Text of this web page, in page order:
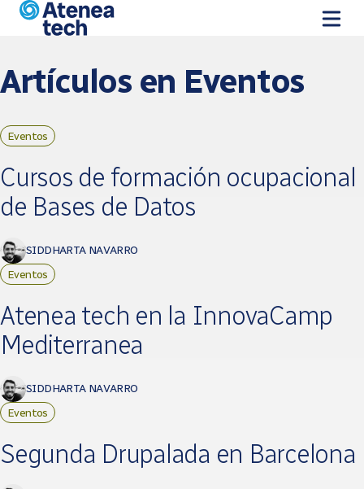
Pasar al contenido principal
Artículos en Eventos
Eventos
Cursos de formación ocupacional
de Bases de Datos
SIDDHARTA NAVARRO
Eventos
Atenea tech en la InnovaCamp
Mediterranea
SIDDHARTA NAVARRO
Eventos
Segunda Drupalada en Barcelona
Páginas